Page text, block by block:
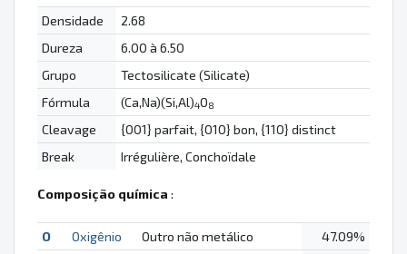
Densidade
2.68
Dureza
6.00 à 6.50
Grupo
Tectosilicate (Silicate)
Fórmula
(Ca,Na)(Si,Al)4O8
Cleavage
{001} parfait, {010} bon, {110} distinct
Break
Irrégulière, Conchoïdale
Composição química :
O Oxigênio Outro não metálico
47.09%